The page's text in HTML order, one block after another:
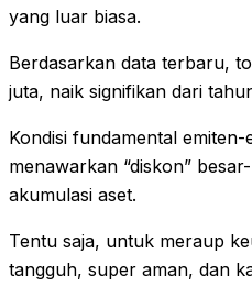
yang luar biasa.
Berdasarkan data terbaru,
juta, naik signifikan dari
Kondisi fundamental
menawarkan “diskon”
akumulasi aset.
Tentu saja, untuk meraup
tangguh, super aman, dan